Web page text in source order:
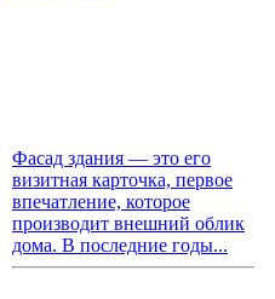
Фасад здания — это его
визитная карточка, первое
впечатление, которое
производит внешний облик
дома. В последние годы...